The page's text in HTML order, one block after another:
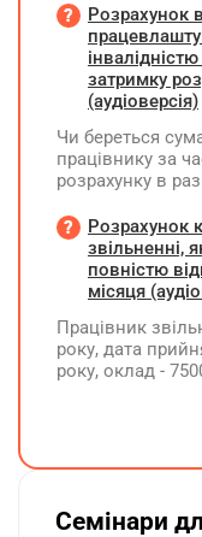
місцем роботи
чи рахується це
Розрахунок
затримку
(аудіоверсія)
Чи береться
працівнику за
розрахунку в
заробітної
розрахунку
інвалідністю?
Розрахунок
звільненні,
повністю
місяця
Працівник
року, дата
року, оклад -
Семінари